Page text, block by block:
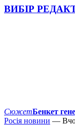
ВИБІР
СюжетБенкет
Росія новини —